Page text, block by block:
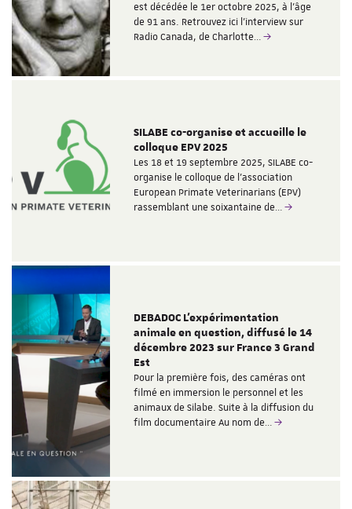
est décédée le 1er octobre 2025, à l'âge
de 91 ans. Retrouvez ici l'interview sur
Radio Canada, de Charlotte…
SILABE co-organise et accueille le
colloque EPV 2025
Les 18 et 19 septembre 2025, SILABE co-
organise le colloque de l'association
European Primate Veterinarians (EPV)
rassemblant une soixantaine de…
DEBADOC L'expérimentation
animale en question, diffusé le 14
décembre 2023 sur France 3 Grand
Est
Pour la première fois, des caméras ont
filmé en immersion le personnel et les
animaux de Silabe. Suite à la diffusion du
film documentaire Au nom de…